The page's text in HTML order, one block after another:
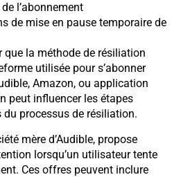
l’abonnement
de mise en pause temporaire de
que la méthode de résiliation
utilisée pour s’abonner
Amazon, ou application
peut influencer les étapes
processus de résiliation.
mère d’Audible, propose
lorsqu’un utilisateur tente
Ces offres peuvent inclure